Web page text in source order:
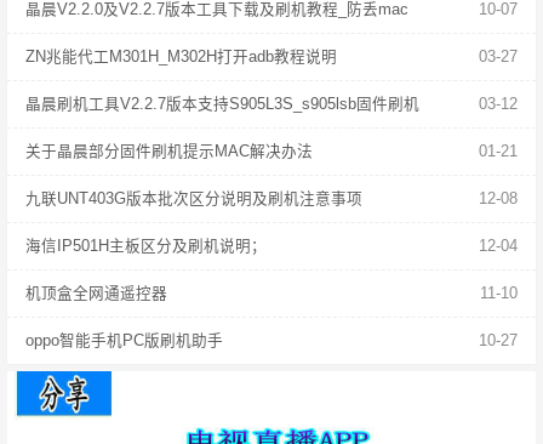
10-07
晶晨V2.2.0及V2.2.7版本工具下载及刷机教程_防丢mac
03-27
ZN兆能代工M301H_M302H打开adb教程说明
03-12
晶晨刷机工具V2.2.7版本支持S905L3S_s905lsb固件刷机
01-21
关于晶晨部分固件刷机提示MAC解决办法
12-08
九联UNT403G版本批次区分说明及刷机注意事项
12-04
海信IP501H主板区分及刷机说明；
11-10
机顶盒全网通遥控器
10-27
oppo智能手机PC版刷机助手